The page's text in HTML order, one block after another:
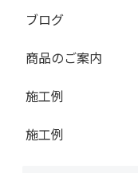
ブログ
商品のご案内
施工例
施工例